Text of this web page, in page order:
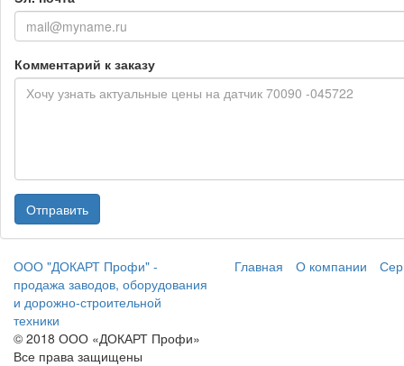
Комментарий к заказу
Отправить
ООО "ДОКАРТ Профи" -
продажа заводов, оборудования
и дорожно-строительной
техники
© 2018 ООО «ДОКАРТ Профи»
Все права защищены
Главная О компании